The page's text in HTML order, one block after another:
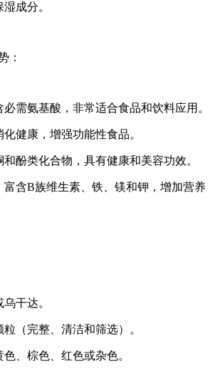
成分。
：
必需氨基酸，非常适合食品和饮料应用。
化健康，增强功能性食品。
和酚类化合物，具有健康和美容功效。
富含B族维生素、铁、镁和钾，增加营养
干达。
粒（完整、清洁和筛选）。
、棕色、红色或杂色。